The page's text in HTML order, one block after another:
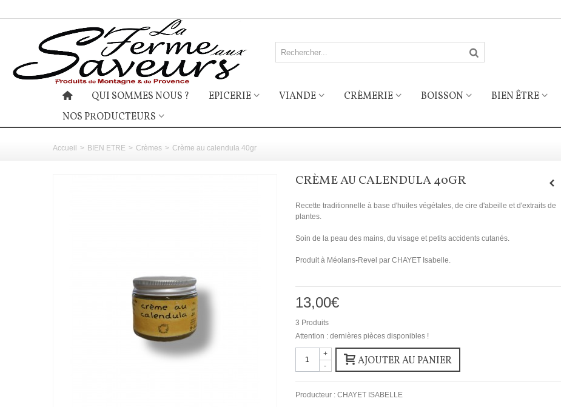
QUI SOMMES NOUS ? EPICERIE VIANDE CRÈMERIE BOISSON BIEN ÊTRE
NOS PRODUCTEURS
Accueil > BIEN ETRE > Crèmes > Crème au calendula 40gr
CRÈME AU CALENDULA 40GR
Recette traditionnelle à base d'huiles végétales, de cire d'abeille et d'extraits de
plantes.
Soin de la peau des mains, du visage et petits accidents cutanés.
Produit à Méolans-Revel par CHAYET Isabelle.
13,00€
3 Produits
Attention : dernières pièces disponibles !
-
+
AJOUTER AU PANIER
Producteur : CHAYET ISABELLE